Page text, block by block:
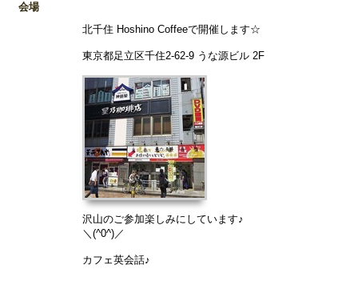
会場
北千住 Hoshino Coffeeで開催します☆
東京都足立区千住2-62-9 うな源ビル 2F
沢山のご参加楽しみにしています♪
＼(^0^)／
カフェ英会話♪